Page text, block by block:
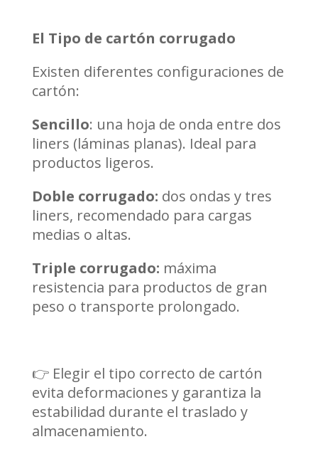
El Tipo de cartón corrugado
Existen diferentes configuraciones de
cartón:
Sencillo: una hoja de onda entre dos
liners (láminas planas). Ideal para
productos ligeros.
Doble corrugado: dos ondas y tres
liners, recomendado para cargas
medias o altas.
Triple corrugado: máxima
resistencia para productos de gran
peso o transporte prolongado.
👉 Elegir el tipo correcto de cartón
evita deformaciones y garantiza la
estabilidad durante el traslado y
almacenamiento.